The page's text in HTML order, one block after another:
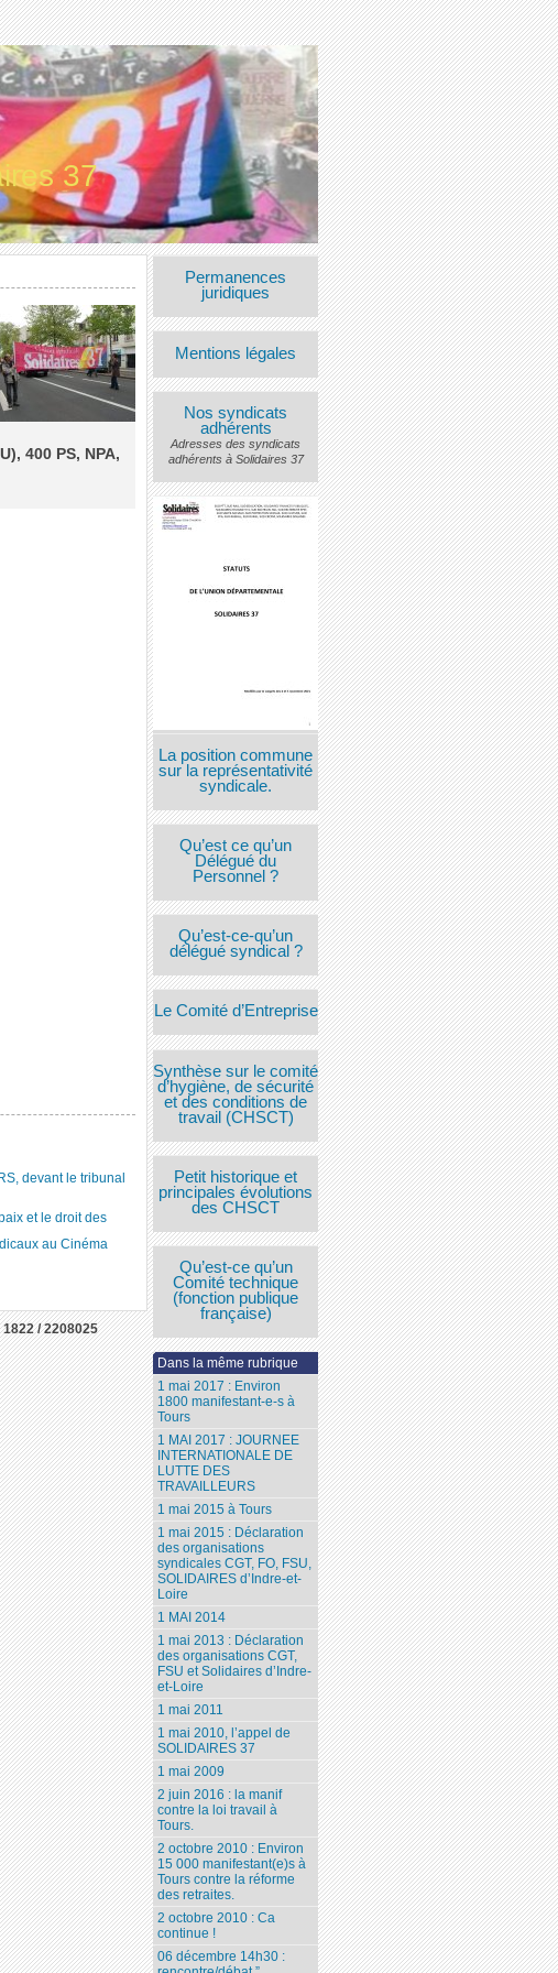
37
400 PS, NPA,
devant le tribunal
et le droit des
au Cinéma
Permanences
juridiques
Mentions légales
Nos syndicats
adhérents
Adresses des syndicats
adhérents à Solidaires 37
La position commune
sur la représentativité
syndicale.
Qu’est ce qu’un
Délégué du
Personnel ?
Qu’est-ce-qu’un
délégué syndical ?
Le Comité d’Entreprise
Synthèse sur le comité
d’hygiène, de sécurité
et des conditions de
travail (CHSCT)
Petit historique et
principales évolutions
des CHSCT
Qu’est-ce qu’un
Comité technique
(fonction publique
française)
Dans la même rubrique
1 mai 2017 : Environ
1800 manifestant-e-s à
Tours
1 MAI 2017 : JOURNEE
INTERNATIONALE DE
LUTTE DES
TRAVAILLEURS
1 mai 2015 à Tours
1 mai 2015 : Déclaration
des organisations
syndicales CGT, FO, FSU,
SOLIDAIRES d’Indre-et-
Loire
1 MAI 2014
1 mai 2013 : Déclaration
des organisations CGT,
FSU et Solidaires d’Indre-
et-Loire
1 mai 2011
1 mai 2010, l’appel de
SOLIDAIRES 37
1 mai 2009
2 juin 2016 : la manif
contre la loi travail à
Tours.
2 octobre 2010 : Environ
15 000 manifestant(e)s à
Tours contre la réforme
des retraites.
2 octobre 2010 : Ca
continue !
06 décembre 14h30 :
1822 / 2208025